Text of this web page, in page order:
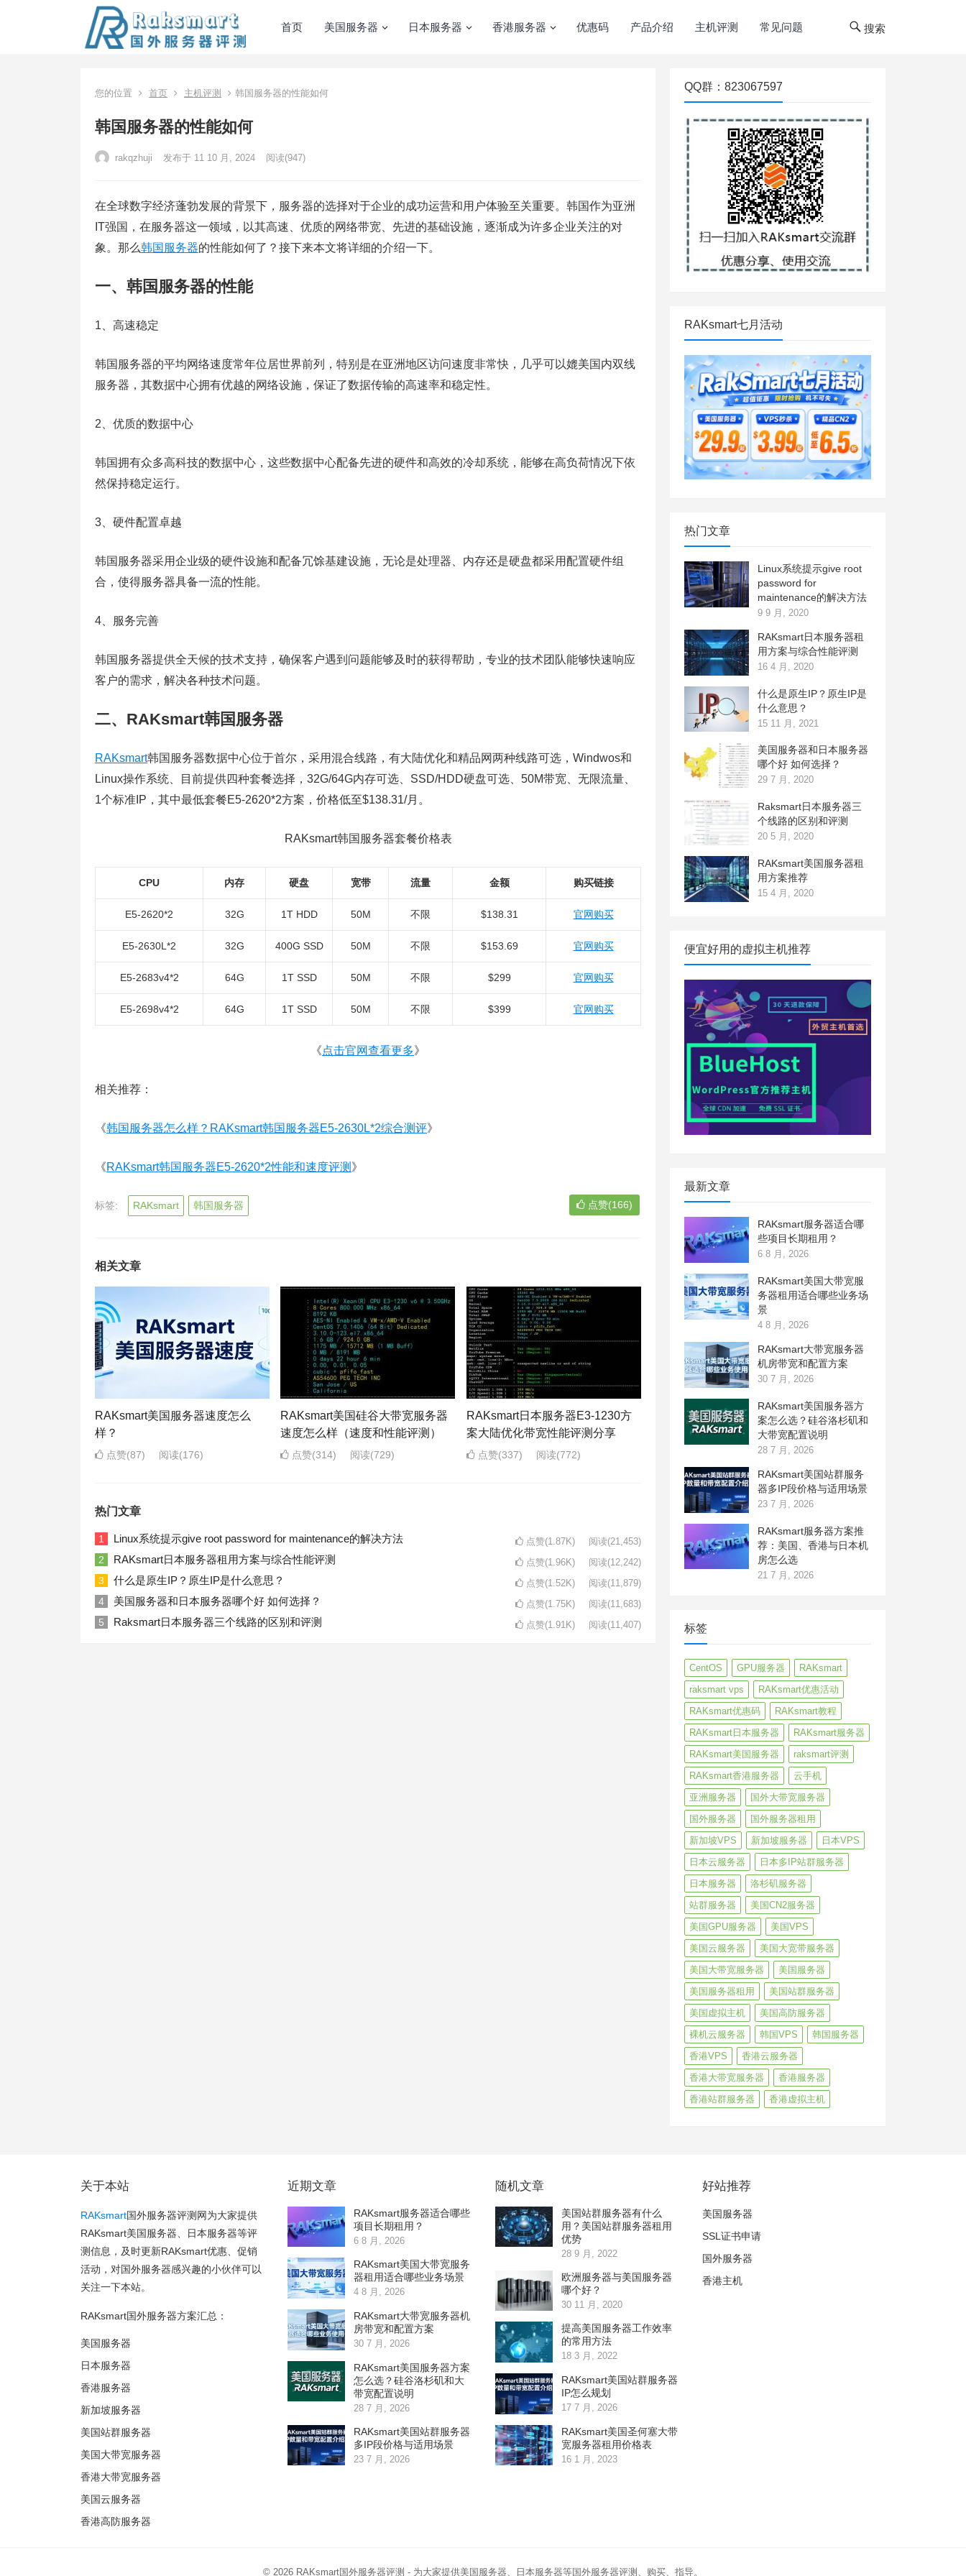
首页 美国服务器 日本服务器 香港服务器 优惠码 产品介绍 主机评测 常见问题 搜索
您的位置 首页 主机评测 韩国服务器的性能如何
韩国服务器的性能如何
rakqzhuji 发布于 11 10 月, 2024 阅读(947)
在全球数字经济蓬勃发展的背景下，服务器的选择对于企业的成功运营和用户体验至关重要。韩国作为亚洲
IT强国，在服务器这一领域，以其高速、优质的网络带宽、先进的基础设施，逐渐成为许多企业关注的对
象。那么韩国服务器的性能如何了？接下来本文将详细的介绍一下。
一、韩国服务器的性能
1、高速稳定
韩国服务器的平均网络速度常年位居世界前列，特别是在亚洲地区访问速度非常快，几乎可以媲美国内双线
服务器，其数据中心拥有优越的网络设施，保证了数据传输的高速率和稳定性。
2、优质的数据中心
韩国拥有众多高科技的数据中心，这些数据中心配备先进的硬件和高效的冷却系统，能够在高负荷情况下依
然保持稳定运行。
3、硬件配置卓越
韩国服务器采用企业级的硬件设施和配备冗馀基建设施，无论是处理器、内存还是硬盘都采用配置硬件组
合，使得服务器具备一流的性能。
4、服务完善
韩国服务器提供全天候的技术支持，确保客户遇到问题能够及时的获得帮助，专业的技术团队能够快速响应
客户的需求，解决各种技术问题。
二、RAKsmart韩国服务器
RAKsmart韩国服务器数据中心位于首尔，采用混合线路，有大陆优化和精品网两种线路可选，Windwos和
Linux操作系统、目前提供四种套餐选择，32G/64G内存可选、SSD/HDD硬盘可选、50M带宽、无限流量、
1个标准IP，其中最低套餐E5-2620*2方案，价格低至$138.31/月。
RAKsmart韩国服务器套餐价格表
CPU 内存 硬盘 宽带 流量 金额 购买链接
E5-2620*2 32G 1T HDD 50M 不限 $138.31 官网购买
E5-2630L*2 32G 400G SSD 50M 不限 $153.69 官网购买
E5-2683v4*2 64G 1T SSD 50M 不限 $299 官网购买
E5-2698v4*2 64G 1T SSD 50M 不限 $399 官网购买
《点击官网查看更多》
相关推荐：
《韩国服务器怎么样？RAKsmart韩国服务器E5-2630L*2综合测评》
《RAKsmart韩国服务器E5-2620*2性能和速度评测 》
标签: RAKsmart 韩国服务器 点赞(166)
相关文章
RAKsmart美国服务器速度怎么
样？
点赞(87) 阅读(176)
RAKsmart美国硅谷大带宽服务器
速度怎么样（速度和性能评测）
点赞(314) 阅读(729)
RAKsmart日本服务器E3-1230方
案大陆优化带宽性能评测分享
点赞(337) 阅读(772)
热门文章
1 Linux系统提示give root password for maintenance的解决方法 点赞(1.87K) 阅读(21,453)
2 RAKsmart日本服务器租用方案与综合性能评测 点赞(1.96K) 阅读(12,242)
3 什么是原生IP？原生IP是什么意思？ 点赞(1.52K) 阅读(11,879)
4 美国服务器和日本服务器哪个好 如何选择？ 点赞(1.75K) 阅读(11,683)
5 Raksmart日本服务器三个线路的区别和评测 点赞(1.91K) 阅读(11,407)
QQ群：823067597
RAKsmart七月活动
热门文章
Linux系统提示give root
password for
maintenance的解决方法
9 9 月, 2020
RAKsmart日本服务器租
用方案与综合性能评测
16 4 月, 2020
什么是原生IP？原生IP是
什么意思？
15 11 月, 2021
美国服务器和日本服务器
哪个好 如何选择？
29 7 月, 2020
Raksmart日本服务器三
个线路的区别和评测
20 5 月, 2020
RAKsmart美国服务器租
用方案推荐
15 4 月, 2020
便宜好用的虚拟主机推荐
最新文章
RAKsmart服务器适合哪
些项目长期租用？
6 8 月, 2026
RAKsmart美国大带宽服
务器租用适合哪些业务场
景
4 8 月, 2026
RAKsmart大带宽服务器
机房带宽和配置方案
30 7 月, 2026
RAKsmart美国服务器方
案怎么选？硅谷洛杉矶和
大带宽配置说明
28 7 月, 2026
RAKsmart美国站群服务
器多IP段价格与适用场景
23 7 月, 2026
RAKsmart服务器方案推
荐：美国、香港与日本机
房怎么选
21 7 月, 2026
标签
CentOS GPU服务器
RAKsmart
raksmart vps
RAKsmart优惠活动
RAKsmart优惠码
RAKsmart教程
RAKsmart日本服务器
RAKsmart服务器
RAKsmart美国服务器
raksmart评测
RAKsmart香港服务器
云手机
亚洲服务器
国外大带宽服务器
国外服务器
国外服务器租用
新加坡VPS
新加坡服务器
日本VPS
日本云服务器
日本多IP站群服务器
日本服务器
洛杉矶服务器
站群服务器
美国CN2服务器
美国GPU服务器
美国VPS
美国云服务器
美国大宽带服务器
美国大带宽服务器
美国服务器
美国服务器租用
美国站群服务器
美国虚拟主机
美国高防服务器
裸机云服务器
韩国VPS
韩国服务器
香港VPS
香港云服务器
香港大带宽服务器
香港服务器
香港站群服务器
香港虚拟主机
关于本站
RAKsmart国外服务器评测网为大家提供
RAKsmart美国服务器、日本服务器等评
测信息，及时更新RAKsmart优惠、促销
活动，对国外服务器感兴趣的小伙伴可以
关注一下本站。
RAKsmart国外服务器方案汇总：
美国服务器
日本服务器
香港服务器
新加坡服务器
美国站群服务器
美国大带宽服务器
香港大带宽服务器
美国云服务器
香港高防服务器
近期文章
RAKsmart服务器适合哪些
项目长期租用？
6 8 月, 2026
RAKsmart美国大带宽服务
器租用适合哪些业务场景
4 8 月, 2026
RAKsmart大带宽服务器机
房带宽和配置方案
30 7 月, 2026
RAKsmart美国服务器方案
怎么选？硅谷洛杉矶和大
带宽配置说明
28 7 月, 2026
RAKsmart美国站群服务器
多IP段价格与适用场景
23 7 月, 2026
随机文章
美国站群服务器有什么
用？美国站群服务器租用
优势
28 9 月, 2022
欧洲服务器与美国服务器
哪个好？
30 11 月, 2020
提高美国服务器工作效率
的常用方法
18 3 月, 2022
RAKsmart美国站群服务器
IP怎么规划
17 7 月, 2026
RAKsmart美国圣何塞大带
宽服务器租用价格表
16 1 月, 2023
好站推荐
美国服务器
SSL证书申请
国外服务器
香港主机
© 2026 RAKsmart国外服务器评测 - 为大家提供美国服务器、日本服务器等国外服务器评测、购买、指导。